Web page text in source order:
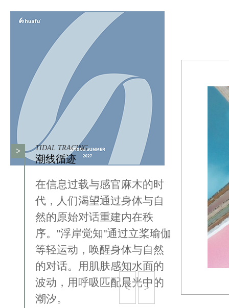
< >
> TIDAL TRACING
潮线循迹
在信息过载与感官麻木的时
代，人们渴望通过身体与自
然的原始对话重建内在秩
序。"浮岸觉知"通过立桨瑜伽
等轻运动，唤醒身体与自然
的对话。用肌肤感知水面的
波动，用呼吸匹配晨光中的
潮汐。